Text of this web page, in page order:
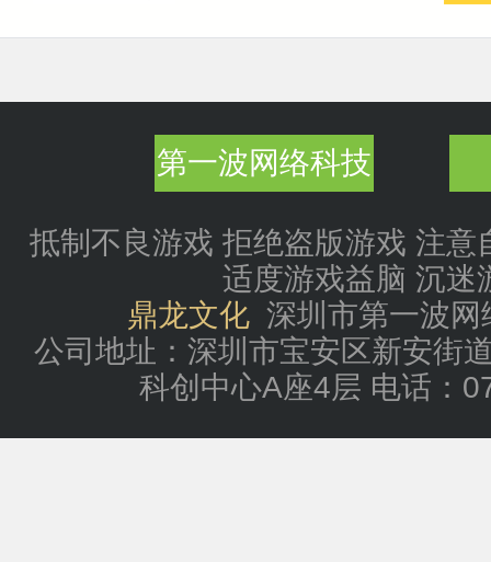
第一波网络科技
抵制不良游戏 拒绝盗版游戏 注意
适度游戏益脑 沉迷
鼎龙文化 深圳市第一波
公司地址：深圳市宝安区新安街
科创中心A座4层 电话：